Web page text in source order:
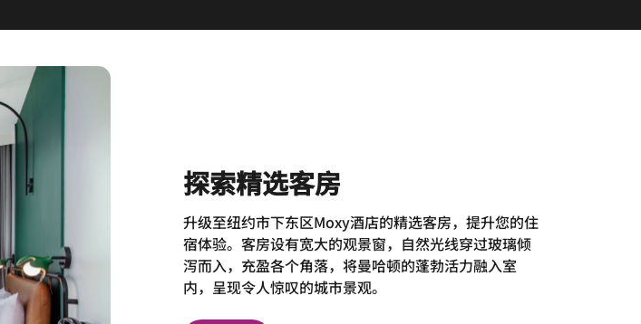
探索精选客房
升级至纽约市下东区Moxy酒店的精选客房，提升您的住
宿体验。客房设有宽大的观景窗，自然光线穿过玻璃倾
泻而入，充盈各个角落，将曼哈顿的蓬勃活力融入室
内，呈现令人惊叹的城市景观。